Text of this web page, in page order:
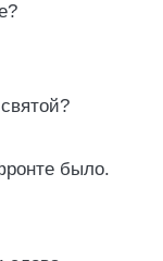
было.